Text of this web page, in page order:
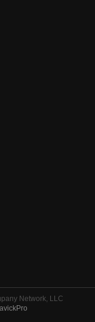
Network, LLC